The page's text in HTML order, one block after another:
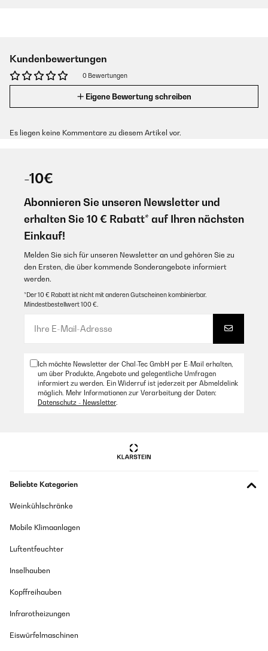
Kundenbewertungen
0 Bewertungen
Eigene Bewertung schreiben
Es liegen keine Kommentare zu diesem Artikel vor.
-10€
Abonnieren Sie unseren Newsletter und
erhalten Sie 10 € Rabatt* auf Ihren nächsten
Einkauf!
Melden Sie sich für unseren Newsletter an und gehören Sie zu
den Ersten, die über kommende Sonderangebote informiert
werden.
*Der 10 € Rabatt ist nicht mit anderen Gutscheinen kombinierbar.
Mindestbestellwert 100 €.
Ich möchte Newsletter der Chal-Tec GmbH per E-Mail erhalten,
um über Produkte, Angebote und gelegentliche Umfragen
informiert zu werden. Ein Widerruf ist jederzeit per Abmeldelink
möglich. Mehr Informationen zur Verarbeitung der Daten:
Datenschutz - Newsletter.
Beliebte Kategorien
Weinkühlschränke
Mobile Klimaanlagen
Luftentfeuchter
Inselhauben
Kopffreihauben
Infrarotheizungen
Eiswürfelmaschinen